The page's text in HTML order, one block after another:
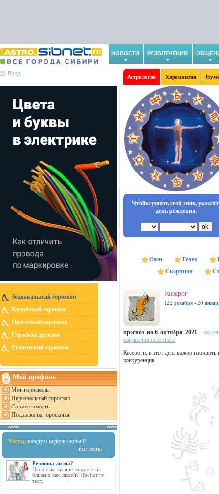
НОВОСТИ РАЗВЛЕЧЕНИЯ
Вход
Астрология Хиромантия
Зодиакальный гороскоп
Китайский гороскоп
Цветочный гороскоп
Гороскоп друидов
Рунический гороскоп
Мой профиль
Мои гороскопы
Персональный гороскоп
Совместимость
Подписка на гороскопы
Тесты: каждую неделю новый!
все тесты →
Ревнивы ли вы?
Насколько вы претендуете на
близких вам людей? Пройдите
тест.
Чтобы узнать свой знак,
день рождения.
Овен Телец
Скорпион
Козерог
(22 декабря - 20
прогноз на 6 октября 2021
на
характеристика знака
Козероги, в этот день важно
конкуренции.